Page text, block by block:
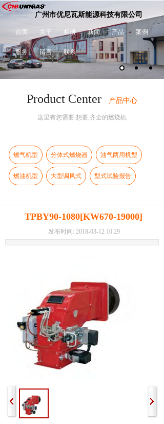
首页 关于 相册 新闻 产品 案例
服务 留言 联系
广州市优尼瓦斯能源科技有限公司
Product Center 产品中心
这里有您需要,想要,齐全的燃烧机
燃气机型 分体式燃烧器 油气两用机型
燃油机型 大型调风式 型式试验报告
TPBY90-1080[KW670-19000]
发布时间: 2018-03-12 10:29